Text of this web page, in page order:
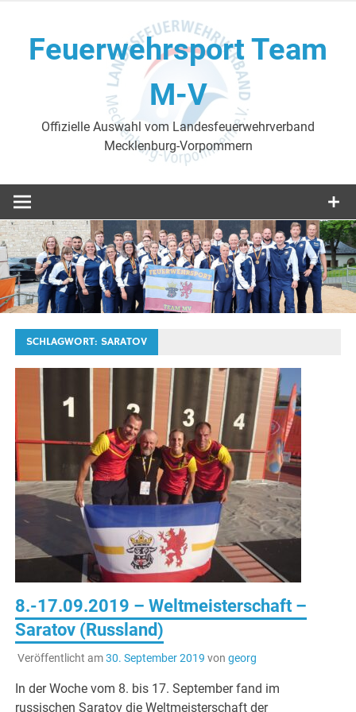
contentFeuerwehrsport Team
M-V
Offizielle Auswahl vom Landesfeuerwehrverband
Mecklenburg-Vorpommern
SCHLAGWORT: SARATOV
8.-17.09.2019 – Weltmeisterschaft –
Saratov (Russland)
Veröffentlicht am30. September 2019 von georg
In der Woche vom 8. bis 17. September fand im
russischen Saratov die Weltmeisterschaft der